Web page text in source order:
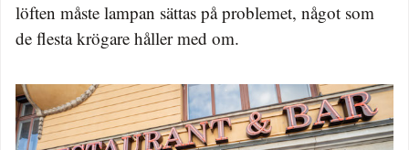
löften måste lampan sättas på problemet, något som
de flesta krögare håller med om.